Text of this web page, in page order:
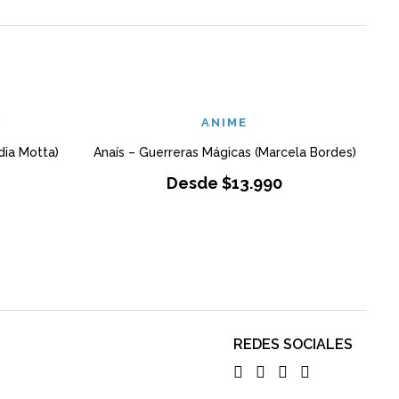
Motta)
ANIME
Anaís – Guerreras Mágicas (Marcela Bordes)
Desde$13.990
REDES SOCIALES